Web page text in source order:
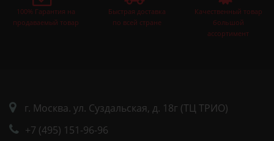
100% Гарантия на
продаваемый товар
Быстрая доставка
по всей стране
Качественный товар
большой
ассортимент
г. Москва. ул. Суздальская, д. 18г (ТЦ ТРИО)
+7 (495) 151-96-96